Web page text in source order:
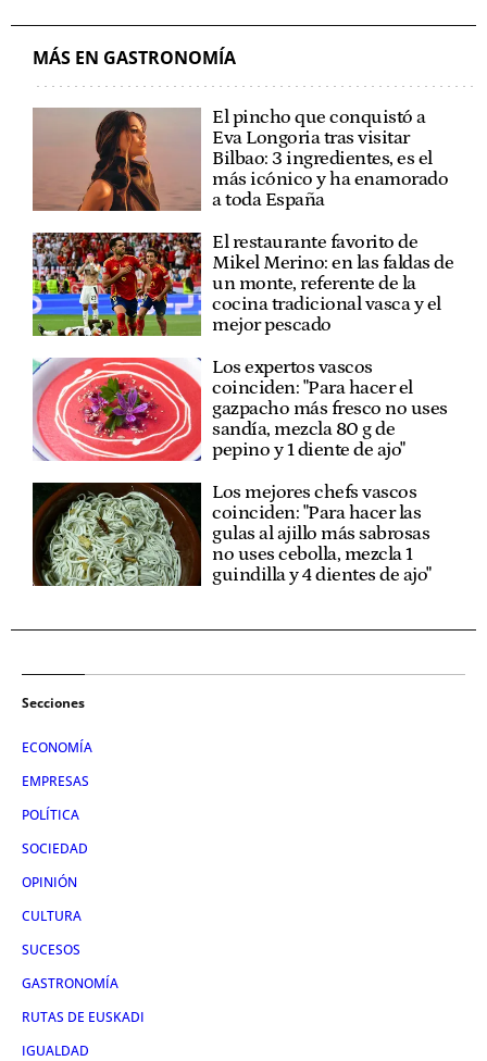
MÁS EN GASTRONOMÍA
El pincho que conquistó a
Eva Longoria tras visitar
Bilbao: 3 ingredientes, es el
más icónico y ha enamorado
a toda España
El restaurante favorito de
Mikel Merino: en las faldas de
un monte, referente de la
cocina tradicional vasca y el
mejor pescado
Los expertos vascos
coinciden: "Para hacer el
gazpacho más fresco no uses
sandía, mezcla 80 g de
pepino y 1 diente de ajo"
Los mejores chefs vascos
coinciden: "Para hacer las
gulas al ajillo más sabrosas
no uses cebolla, mezcla 1
guindilla y 4 dientes de ajo"
Secciones
ECONOMÍA
EMPRESAS
POLÍTICA
SOCIEDAD
OPINIÓN
CULTURA
SUCESOS
GASTRONOMÍA
RUTAS DE EUSKADI
IGUALDAD